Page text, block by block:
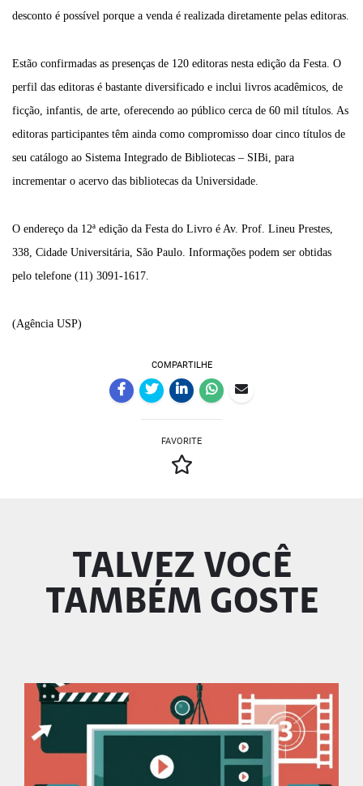
desconto é possível porque a venda é realizada diretamente pelas editoras.
Estão confirmadas as presenças de 120 editoras nesta edição da Festa. O
perfil das editoras é bastante diversificado e inclui livros acadêmicos, de
ficção, infantis, de arte, oferecendo ao público cerca de 60 mil títulos. As
editoras participantes têm ainda como compromisso doar cinco títulos de
seu catálogo ao Sistema Integrado de Bibliotecas – SIBi, para
incrementar o acervo das bibliotecas da Universidade.
O endereço da 12ª edição da Festa do Livro é Av. Prof. Lineu Prestes,
338, Cidade Universitária, São Paulo. Informações podem ser obtidas
pelo telefone (11) 3091-1617.
(Agência USP)
COMPARTILHE
FAVORITE
TALVEZ VOCÊ
TAMBÉM GOSTE